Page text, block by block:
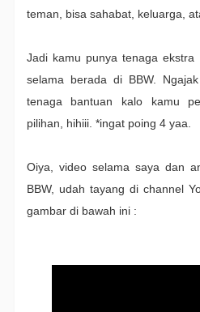
teman, bisa sahabat, keluarga,
Jadi kamu punya tenaga
selama berada di BBW.
tenaga bantuan kalo kamu
pilihan, hihiii. *ingat poing 4 yaa.
Oiya, video selama saya dan
BBW, udah tayang di channel
gambar di bawah ini :